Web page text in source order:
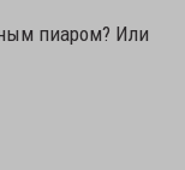
пиаром? Или